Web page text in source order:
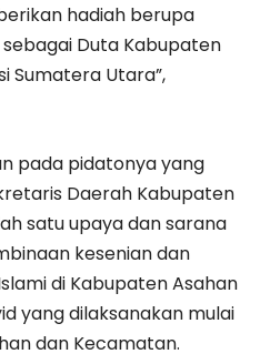
hadiah berupa
Duta Kabupaten
Sumatera Utara”,
pada pidatonya yang
Daerah Kabupaten
satu upaya dan sarana
kesenian dan
di Kabupaten Asahan
yang dilaksanakan mulai
dan Kecamatan.